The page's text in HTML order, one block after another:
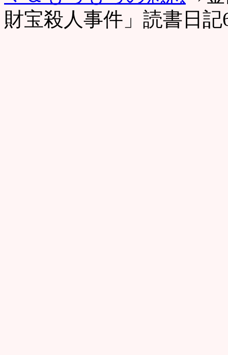
財宝殺人事件」読書日記